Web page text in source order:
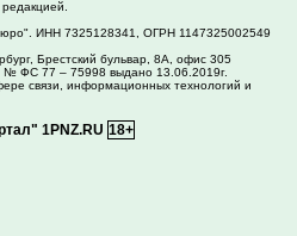
ИНН 7325128341, ОГРН 1147325002549
Брестский бульвар, 8А, офис 305
№ ФС 77 – 75998 выдано 13.06.2019г.
связи, информационных технологий и
1PNZ.RU 18+